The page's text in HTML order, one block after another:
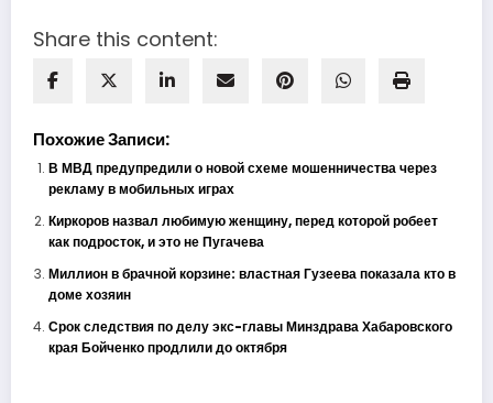
Share this content:
Похожие Записи:
В МВД предупредили о новой схеме мошенничества через
рекламу в мобильных играх
Киркоров назвал любимую женщину, перед которой робеет
как подросток, и это не Пугачева
Миллион в брачной корзине: властная Гузеева показала кто в
доме хозяин
Срок следствия по делу экс-главы Минздрава Хабаровского
края Бойченко продлили до октября